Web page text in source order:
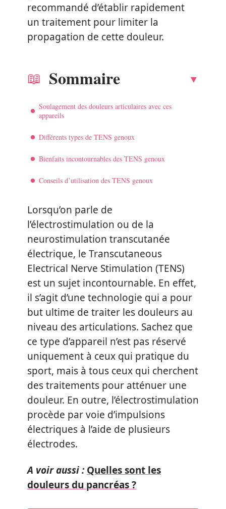
recommandé d’établir rapidement
un traitement pour limiter la
propagation de cette douleur.
Sommaire
Soulagement des douleurs articulaires avec ces
appareils
Différents types de TENS genoux
Bienfaits incontournables des TENS genoux
Conseils d’utilisation des TENS genoux
Lorsqu’on parle de
l’électrostimulation ou de la
neurostimulation transcutanée
électrique, le Transcutaneous
Electrical Nerve Stimulation (TENS)
est un sujet incontournable. En effet,
il s’agit d’une technologie qui a pour
but ultime de traiter les douleurs au
niveau des articulations. Sachez que
ce type d’appareil n’est pas réservé
uniquement à ceux qui pratique du
sport, mais à tous ceux qui cherchent
des traitements pour atténuer une
douleur. En outre, l’électrostimulation
procède par voie d’impulsions
électriques à l’aide de plusieurs
électrodes.
A voir aussi : Quelles sont les
douleurs du pancréas ?